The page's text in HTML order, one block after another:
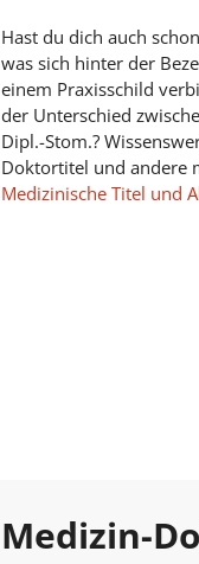
Hast du dich auch
was sich hinter der
einem Praxisschild
der Unterschied
Dipl.-Stom.?
Doktortitel und andere
Medizinische Titel und
Medizin-